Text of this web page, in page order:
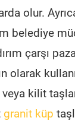
olur.
belediye
çarşı
olarak
veya kilit
granit küp